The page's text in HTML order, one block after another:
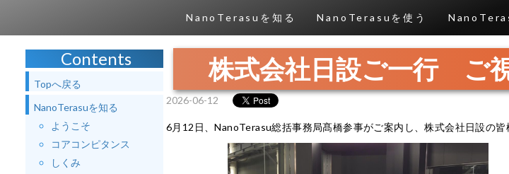
NanoTerasuを知る NanoTerasuを使う
Contents
Topへ戻る
NanoTerasuを知る
ようこそ
コアコンピタンス
しくみ
株式会社日設ご一行 ご
2026-06-12
6月12日、NanoTerasu総括事務局髙橋参事がご案内し、株式会社日設の皆